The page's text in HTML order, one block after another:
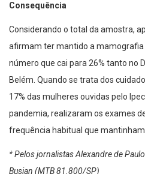
Consequência
Considerando o total da amostra,
afirmam ter mantido a mamografia
número que cai para 26% tanto no
Belém. Quando se trata dos
17% das mulheres ouvidas pelo
pandemia, realizaram os exames
frequência habitual que
* Pelos jornalistas Alexandre de
Busian (MTB 81.800/SP)